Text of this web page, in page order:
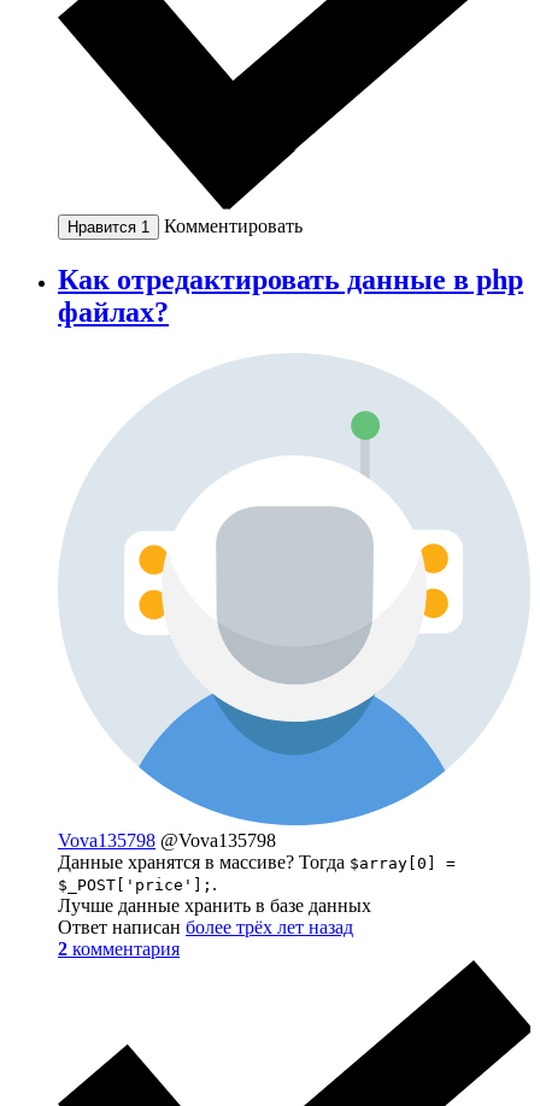
Нравится 1 Комментировать
Как отредактировать данные в php
файлах?
Vova135798 @Vova135798
Данные хранятся в массиве? Тогда $array[0] =
$_POST['price']; .
Лучше данные хранить в базе данных
Ответ написан более трёх лет назад
2 комментария